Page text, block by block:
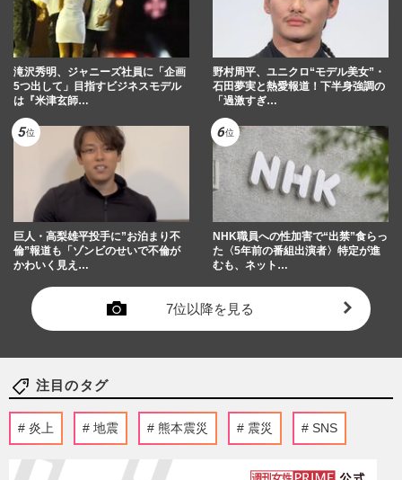
滝沢秀明、ジャニーズ社員に「企画
5つ出して」目指すビジネスモデル
は『米津玄師…
野村周平、ユニクロ“モデル美女”・
石田夢実と熱愛報道！下半身強調の
「過激すぎ…
巨人・高梨雄平投手に”お泊まり不
倫”報道も「ゾンビのせいで不倫が
かわいく見え…
NHK職員への性加害で“出禁”食らっ
た〈5年前の番組出演者〉特定が進
むも、ネット…
7位以降を見る
注目のタグ
炎上 地震 熊本震災 震災 SNS